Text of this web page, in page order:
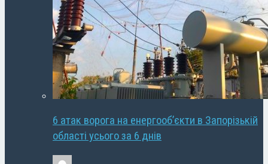
6 атак ворога на енергооб’єкти в Запорізькій
області усього за 6 днів